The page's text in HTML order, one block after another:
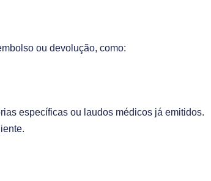
ou devolução, como:
específicas ou laudos médicos já emitidos.